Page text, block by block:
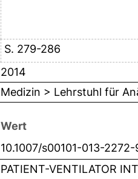
S. 279-286
2014
Medizin > Lehrstuhl für
Wert
10.1007/s00101-013-2272-
PATIENT-VENTILATOR